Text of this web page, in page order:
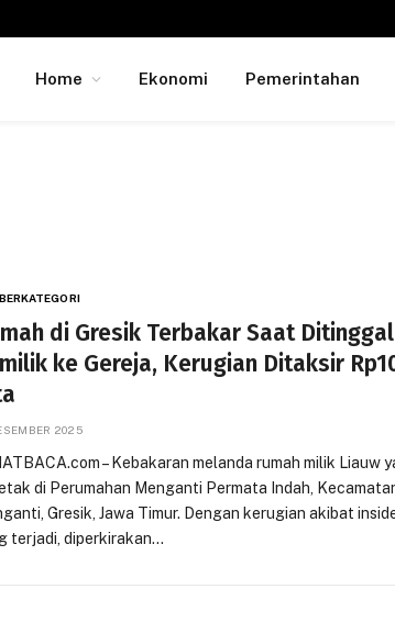
Home Ekonomi Pemerintahan
di Gresik Terbakar Saat Ditinggal
ke Gereja, Kerugian Ditaksir
2025
– Kebakaran melanda rumah milik Liauw
di Perumahan Menganti Permata Indah,
Gresik, Jawa Timur. Dengan kerugian akibat
terjadi, diperkirakan…